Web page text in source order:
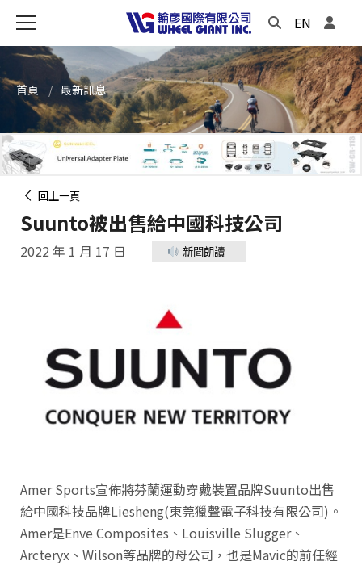
EN
首頁 最新訊息
回上一頁
Suunto被出售給中國科技公司
2022 年 1 月 17 日 新聞朗讀
Amer Sports宣佈將芬蘭運動穿戴裝置品牌Suunto出售
給中國科技品牌Liesheng(東莞獵聲電子科技有限公司)。
Amer是Enve Composites、Louisville Slugger、
Arcteryx、Wilson等品牌的母公司，也是Mavic的前任經